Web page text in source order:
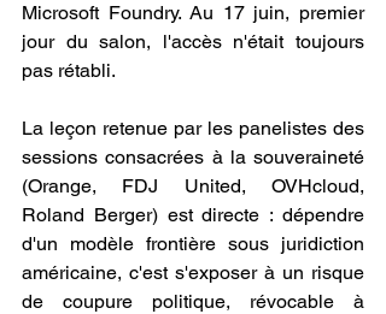
Microsoft Foundry. Au 17 juin, premier
jour du salon, l'accès n'était toujours
pas rétabli.
La leçon retenue par les panelistes des
sessions consacrées à la souveraineté
(Orange, FDJ United, OVHcloud,
Roland Berger) est directe : dépendre
d'un modèle frontière sous juridiction
américaine, c'est s'exposer à un risque
de coupure politique, révocable à